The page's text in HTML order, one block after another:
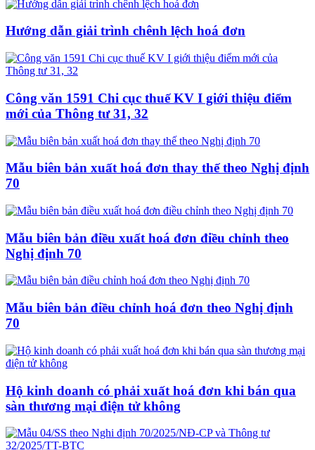
Hướng dẫn giải trình chênh lệch hoá đơn
Công văn 1591 Chi cục thuế KV I giới thiệu điểm
mới của Thông tư 31, 32
Mẫu biên bản xuất hoá đơn thay thế theo Nghị định
70
Mẫu biên bản điều xuất hoá đơn điều chỉnh theo
Nghị định 70
Mẫu biên bản điều chỉnh hoá đơn theo Nghị định
70
Hộ kinh doanh có phải xuất hoá đơn khi bán qua
sàn thương mại điện tử không